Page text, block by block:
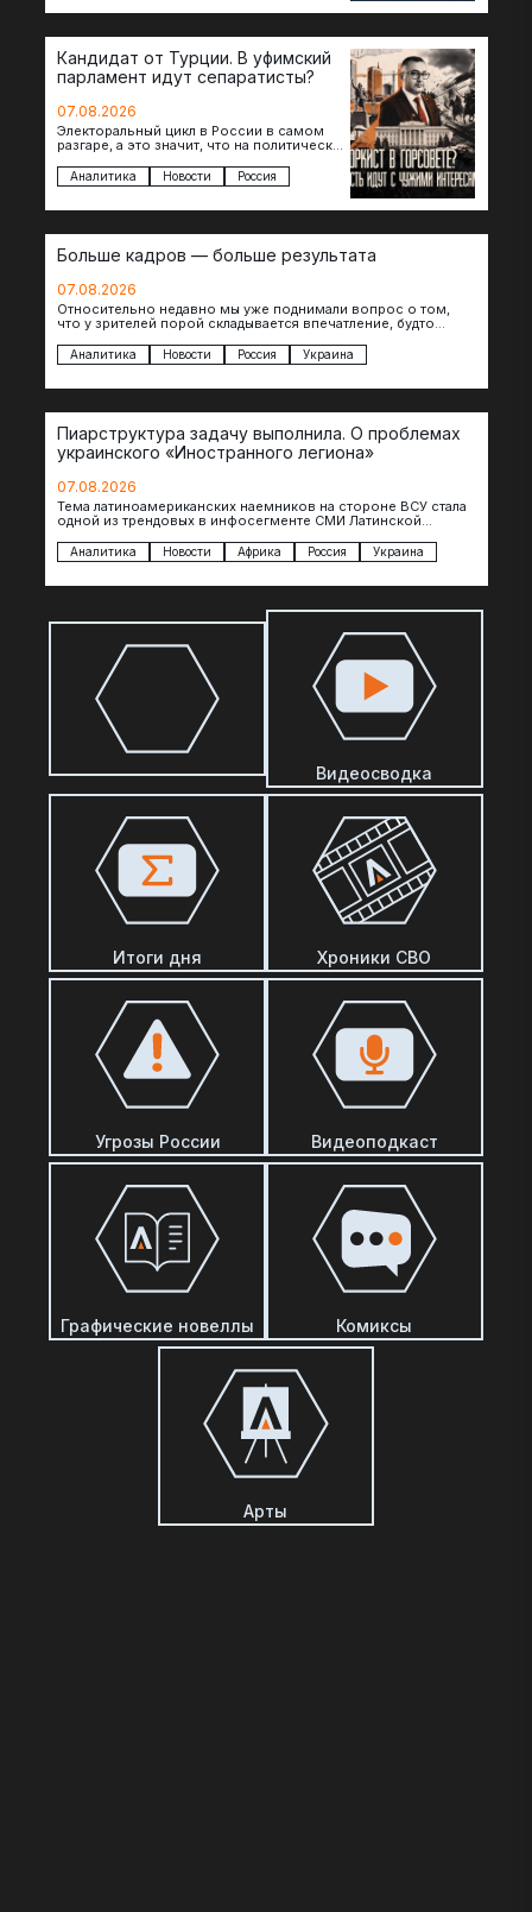
Кандидат от Турции. В уфимский
парламент идут сепаратисты?
07.08.2026
Электоральный цикл в России в самом
разгаре, а это значит, что на политическое
сомнительной репутацией….
Аналитика Новости Россия
Больше кадров — больше результата
07.08.2026
Относительно недавно мы уже поднимали вопрос о том,
что у зрителей порой складывается впечатление, будто
Аналитика Новости Россия Украина
Пиарструктура задачу выполнила. О проблемах
украинского «Иностранного легиона»
07.08.2026
Тема латиноамериканских наемников на стороне ВСУ стала
одной из трендовых в инфосегменте СМИ Латинской
Аналитика Новости Африка Россия Украина
Видеосводка
Итоги дня Хроники СВО
Угрозы России Видеоподкаст
Графические новеллы Комиксы
Арты